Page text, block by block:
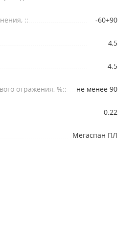
:: -60+90
4,5
4.5
отражения, %:: не менее 90
0.22
Мегаспан ПЛ